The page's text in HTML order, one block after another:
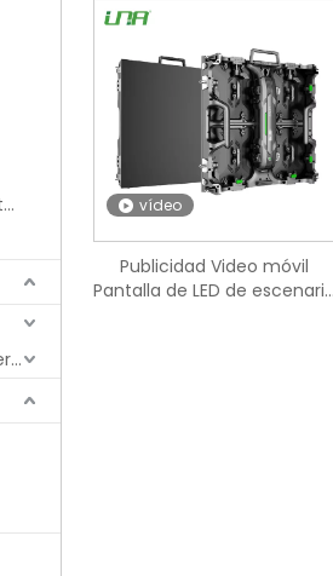
Pantalla digital OLED para interiores
Pantalla digital LED para exteriores
vídeo
Publicidad Video móvil
Pantalla de LED de escenario